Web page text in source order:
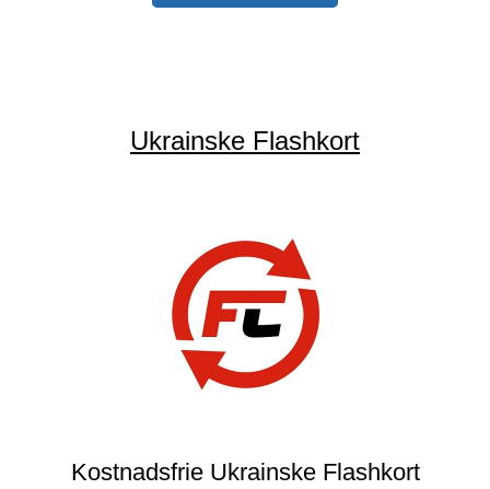
Ukrainske Flashkort
Kostnadsfrie Ukrainske Flashkort